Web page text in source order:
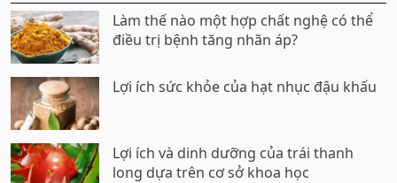
Làm thế nào một hợp chất nghệ có thể
điều trị bệnh tăng nhãn áp?
Lợi ích sức khỏe của hạt nhục đậu khấu
Lợi ích và dinh dưỡng của trái thanh
long dựa trên cơ sở khoa học